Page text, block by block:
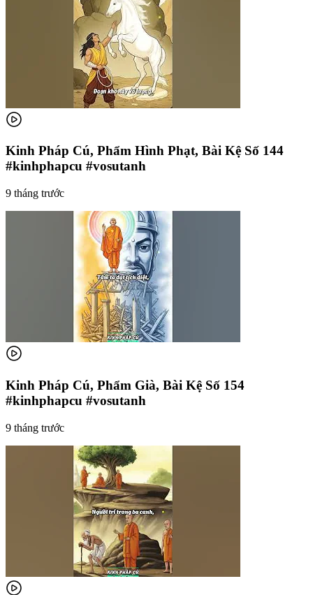
Kinh Pháp Cú, Phẩm Hình Phạt, Bài Kệ Số 144
#kinhphapcu #vosutanh
9 tháng trước
Kinh Pháp Cú, Phẩm Già, Bài Kệ Số 154
#kinhphapcu #vosutanh
9 tháng trước